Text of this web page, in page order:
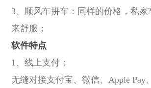
3、顺风车拼车：同样的价格，私家
来舒服；
软件特点
1、线上支付：
无缝对接支付宝、微信、Apple Pay